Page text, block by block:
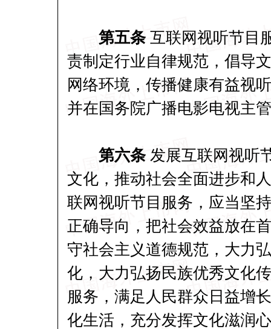
第五条互联网视听节目
责制定行业自律规范，倡导
网络环境，传播健康有益视
并在国务院广播电影电视主
第六条发展互联网视听
文化，推动社会全面进步和
联网视听节目服务，应当坚
正确导向，把社会效益放在
守社会主义道德规范，大力
化，大力弘扬民族优秀文化
服务，满足人民群众日益增
化生活，充分发挥文化滋润